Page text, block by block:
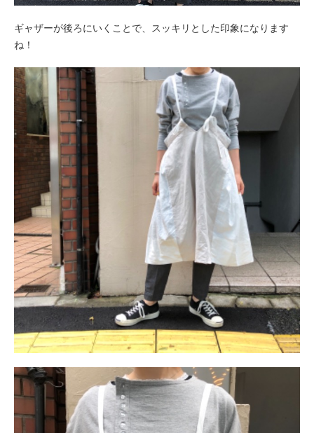
ギャザーが後ろにいくことで、スッキリとした印象になります
ね！